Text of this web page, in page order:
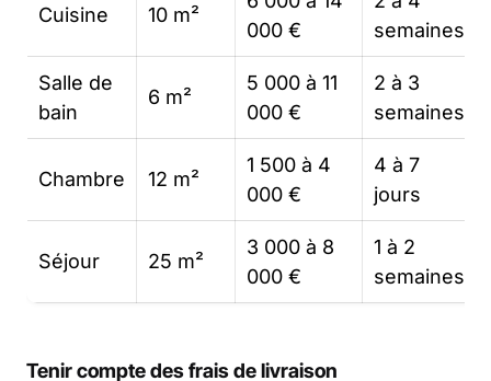
Cuisine 10 m²
000 €
semaines
Salle de
bain
6 m²
5 000 à 11
000 €
2 à 3
semaines
Chambre 12 m²
1 500 à 4
000 €
4 à 7
jours
Séjour 25 m²
3 000 à 8
000 €
1 à 2
semaines
Tenir compte des frais de livraison